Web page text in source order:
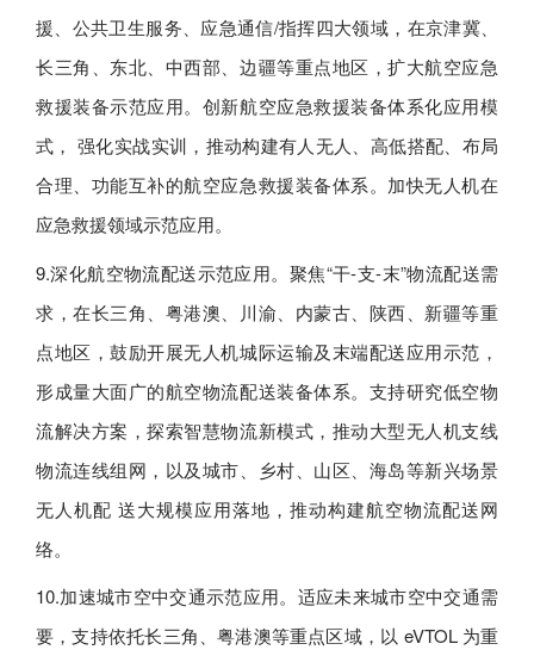
援、公共卫生服务、应急通信/指挥四大领域，在京津冀、
长三角、东北、中西部、边疆等重点地区，扩大航空应急
救援装备示范应用。创新航空应急救援装备体系化应用模
式， 强化实战实训，推动构建有人无人、高低搭配、布局
合理、功能互补的航空应急救援装备体系。加快无人机在
应急救援领域示范应用。
9.深化航空物流配送示范应用。聚焦“干-支-末”物流配送需
求，在长三角、粤港澳、川渝、内蒙古、陕西、新疆等重
点地区，鼓励开展无人机城际运输及末端配送应用示范，
形成量大面广的航空物流配送装备体系。支持研究低空物
流解决方案，探索智慧物流新模式，推动大型无人机支线
物流连线组网，以及城市、乡村、山区、海岛等新兴场景
无人机配 送大规模应用落地，推动构建航空物流配送网
络。
10.加速城市空中交通示范应用。适应未来城市空中交通需
要，支持依托长三角、粤港澳等重点区域，以 eVTOL 为重